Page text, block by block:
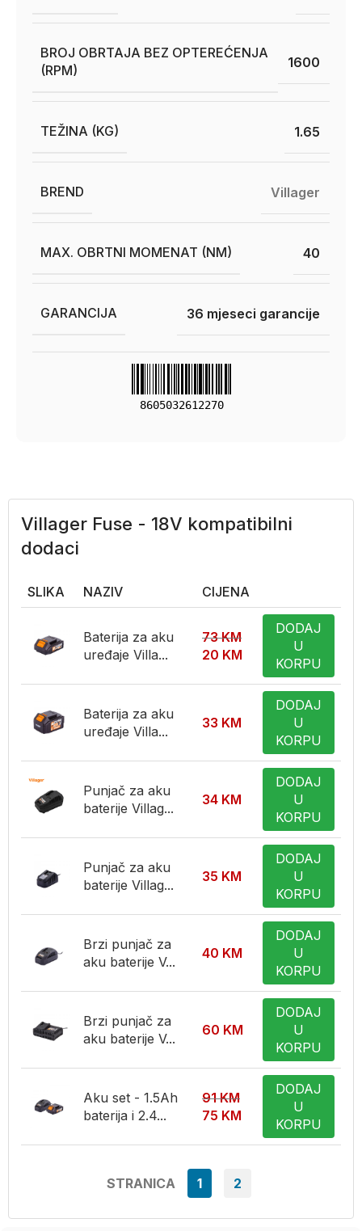
BROJ OBRTAJA BEZ OPTEREĆENJA
(RPM)
1600
TEŽINA (KG) 1.65
BREND Villager
MAX. OBRTNI MOMENAT (NM) 40
GARANCIJA 36 mjeseci garancije
8605032612270
Villager Fuse - 18V kompatibilni
dodaci
SLIKA NAZIV CIJENA
Baterija za aku
uređaje Villa...
73KM
20 KM
DODAJ
U
KORPU
Baterija za aku
uređaje Villa...
33 KM
DODAJ
U
KORPU
Punjač za aku
baterije Villag...
34 KM
DODAJ
U
KORPU
Punjač za aku
baterije Villag...
35 KM
DODAJ
U
KORPU
Brzi punjač za
aku baterije V...
40 KM
DODAJ
U
KORPU
Brzi punjač za
aku baterije V...
60 KM
DODAJ
U
KORPU
Aku set - 1.5Ah
baterija i 2.4...
91KM
75 KM
DODAJ
U
KORPU
STRANICA 1 2